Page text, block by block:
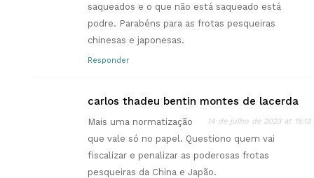
saqueados e o que não está saqueado está
podre. Parabéns para as frotas pesqueiras
chinesas e japonesas.
Responder
carlos thadeu bentin montes de lacerda
14 de julho de 2023 at 15:13
Mais uma normatização
que vale só no papel. Questiono quem vai
fiscalizar e penalizar as poderosas frotas
pesqueiras da China e Japão.